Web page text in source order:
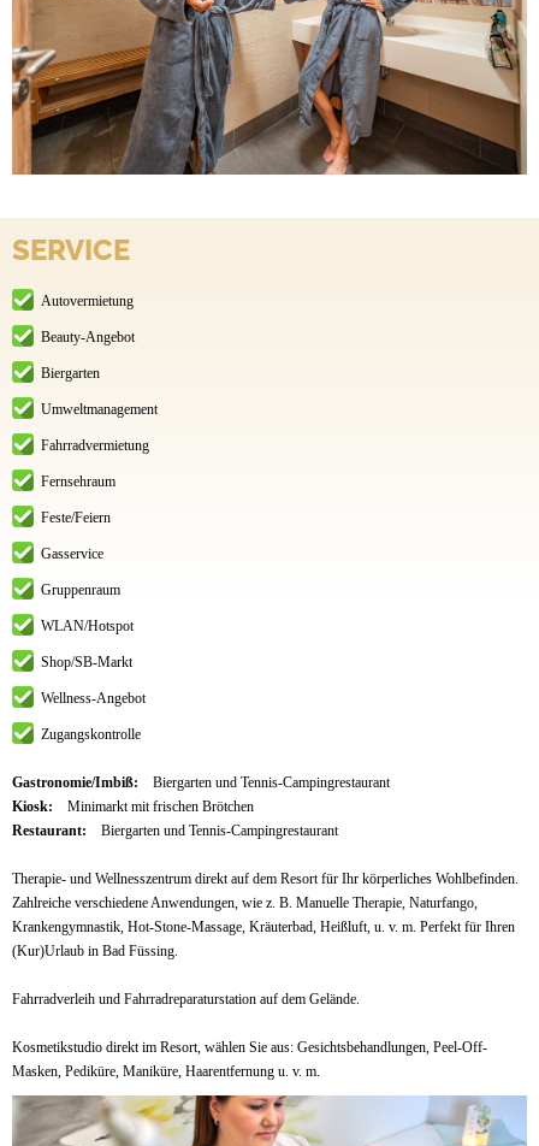
SERVICE
Autovermietung
Beauty-Angebot
Biergarten
Umweltmanagement
Fahrradvermietung
Fernsehraum
Feste/Feiern
Gasservice
Gruppenraum
WLAN/Hotspot
Shop/SB-Markt
Wellness-Angebot
Zugangskontrolle
Gastronomie/Imbiß:
Biergarten und Tennis-Campingrestaurant
Kiosk:
Minimarkt mit frischen Brötchen
Restaurant:
Biergarten und Tennis-Campingrestaurant
Therapie- und Wellnesszentrum direkt auf dem Resort für Ihr körperliches Wohlbefinden.
Zahlreiche verschiedene Anwendungen, wie z. B. Manuelle Therapie, Naturfango,
Krankengymnastik, Hot-Stone-Massage, Kräuterbad, Heißluft, u. v. m. Perfekt für Ihren
(Kur)Urlaub in Bad Füssing.
Fahrradverleih und Fahrradreparaturstation auf dem Gelände.
Kosmetikstudio direkt im Resort, wählen Sie aus: Gesichtsbehandlungen, Peel-Off-
Masken, Pediküre, Maniküre, Haarentfernung u. v. m.